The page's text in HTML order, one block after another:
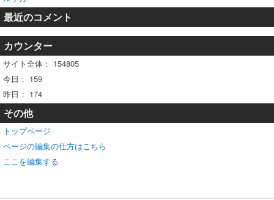
最近のコメント
カウンター
サイト全体： 154805
今日： 159
昨日： 174
その他
トップページ
ページの編集の仕方はこちら
ここを編集する